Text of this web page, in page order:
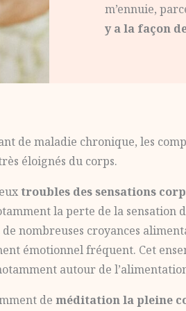
m’ennuie,
y a la façon
de maladie chronique, les
éloignés du corps.
troubles des sensations
la perte de la sensation
nombreuses croyances
émotionnel fréquent. Cet
autour de
de méditation la pleine